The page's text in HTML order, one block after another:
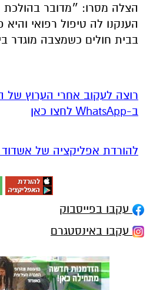
הצלה מסרו: ״מדובר
הענקנו לה טיפול רפואי
בבית חולים כשמצבה מוגדר
רוצה לעקוב אחרי הערוץ של
ב-WhatsApp לחצו כאן
להורדת אפליקציה של אשדוד
עקבו בפייסבוק
עקבו באינסטגרם